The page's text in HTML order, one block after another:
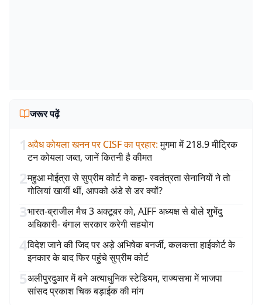
जरूर पढ़ें
1अवैध कोयला खनन पर CISF का प्रहार: मुगमा में 218.9 मीट्रिक
टन कोयला जब्त, जानें कितनी है कीमत
2महुआ मोईत्रा से सुप्रीम कोर्ट ने कहा- स्वतंत्रता सेनानियों ने तो
गोलियां खायीं थीं, आपको अंडे से डर क्यों?
3भारत-ब्राजील मैच 3 अक्टूबर को, AIFF अध्यक्ष से बोले शुभेंदु
अधिकारी- बंगाल सरकार करेगी सहयोग
4विदेश जाने की जिद पर अड़े अभिषेक बनर्जी, कलकत्ता हाईकोर्ट के
इनकार के बाद फिर पहुंचे सुप्रीम कोर्ट
5अलीपुरदुआर में बने अत्याधुनिक स्टेडियम, राज्यसभा में भाजपा
सांसद प्रकाश चिक बड़ाईक की मांग